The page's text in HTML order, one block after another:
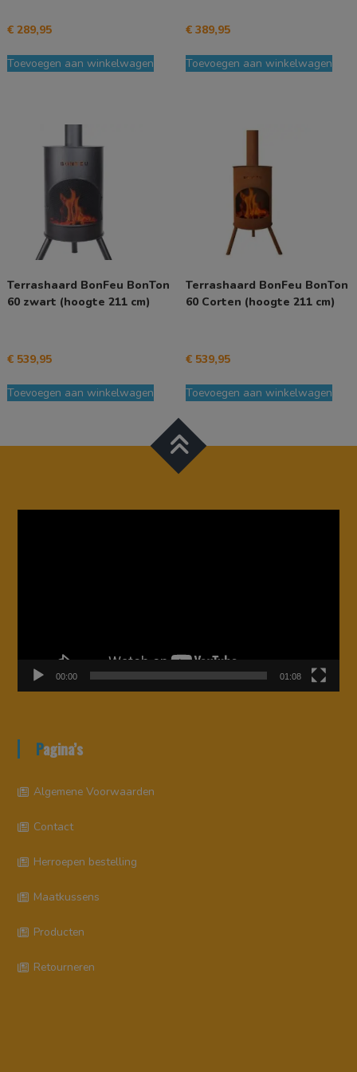
€289,95
Toevoegen aan winkelwagen
€389,95
Toevoegen aan winkelwagen
Terrashaard BonFeu BonTon
60 zwart (hoogte 211 cm)
€539,95
Toevoegen aan winkelwagen
Terrashaard BonFeu BonTon
60 Corten (hoogte 211 cm)
€539,95
Toevoegen aan winkelwagen
00:00 01:08
Pagina’s
Algemene Voorwaarden
Contact
Herroepen bestelling
Maatkussens
Producten
Retourneren